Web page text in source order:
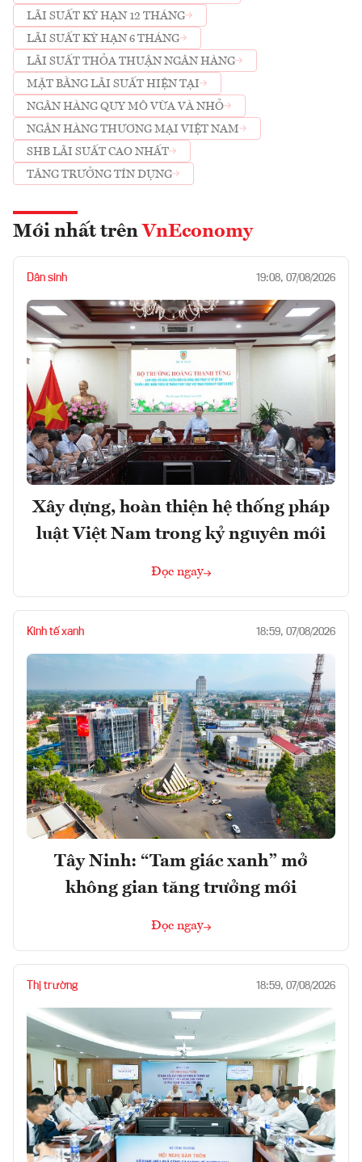
LÃI SUẤT KỲ HẠN 12 THÁNG
LÃI SUẤT KỲ HẠN 6 THÁNG
LÃI SUẤT THỎA THUẬN NGÂN HÀNG
MẶT BẰNG LÃI SUẤT HIỆN TẠI
NGÂN HÀNG QUY MÔ VỪA VÀ NHỎ
NGÂN HÀNG THƯƠNG MẠI VIỆT NAM
SHB LÃI SUẤT CAO NHẤT
TĂNG TRƯỞNG TÍN DỤNG
Mới nhất trên VnEconomy
Dân sinh 19:08, 07/08/2026
Xây dựng, hoàn thiện hệ thống pháp
luật Việt Nam trong kỷ nguyên mới
Đọc ngay
Kinh tế xanh 18:59, 07/08/2026
Tây Ninh: “Tam giác xanh” mở
không gian tăng trưởng mới
Đọc ngay
Thị trường 18:59, 07/08/2026